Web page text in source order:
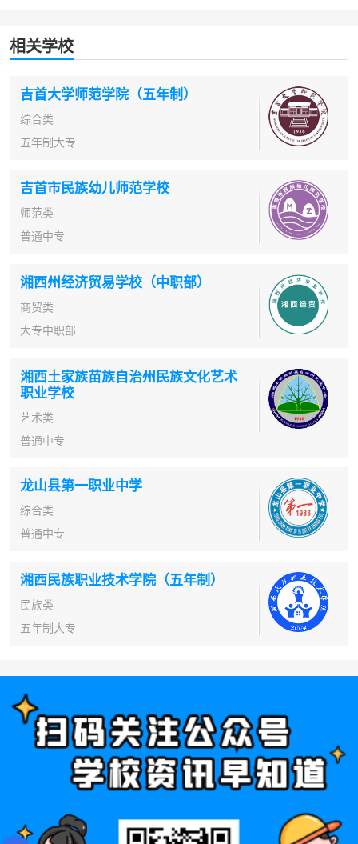
相关学校
吉首大学师范学院（五年制）
综合类
五年制大专
吉首市民族幼儿师范学校
师范类
普通中专
湘西州经济贸易学校（中职部）
商贸类
大专中职部
湘西土家族苗族自治州民族文化艺术
职业学校
艺术类
普通中专
龙山县第一职业中学
综合类
普通中专
湘西民族职业技术学院（五年制）
民族类
五年制大专